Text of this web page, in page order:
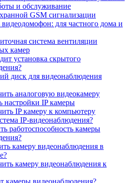
и обслуживание
GSM сигнализации
для частного дома и
система вентиляции
камер
установка скрытого
диск для видеонаблюдения
аналоговую видеокамеру
настройки IP камеры
IP камеру к компьютеру
IP-видеонаблюдения?
работоспособность камеры
камеру видеонаблюдения в
камеру видеонаблюдения к
камеры видеонаблюдения?